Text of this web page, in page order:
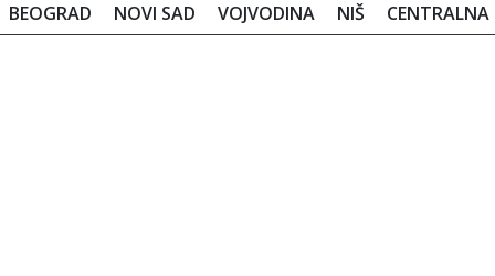
BEOGRAD NOVI SAD VOJVODINA NIŠ CENTRALNA